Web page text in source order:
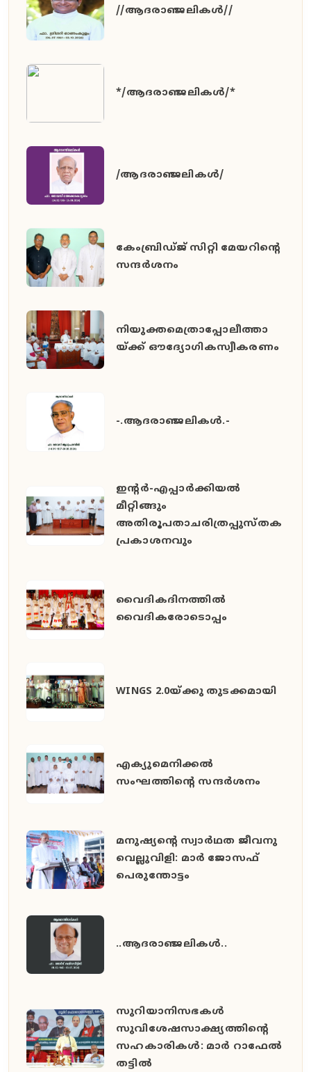
//ആദരാഞ്ജലികൾ//
*/ആദരാഞ്ജലികൾ/*
/ആദരാഞ്ജലികൾ/
കേംബ്രിഡ്ജ് സിറ്റി മേയറിൻ്റെ
സന്ദർശനം
നിയുക്തമെത്രാപ്പോലീത്താ
യ്ക്ക് ഔദ്യോഗികസ്വീകരണം
-.ആദരാഞ്ജലികൾ.-
ഇൻ്റർ-എപ്പാർക്കിയൽ
മീറ്റിങ്ങും
അതിരൂപതാചരിത്രപ്പുസ്തക
പ്രകാശനവും
വൈദികദിനത്തിൽ
വൈദികരോടൊപ്പം
WINGS 2.0യ്ക്കു തുടക്കമായി
എക്യുമെനിക്കൽ
സംഘത്തിന്റെ സന്ദർശനം
മനുഷ്യൻ്റെ സ്വാർഥത ജീവനു
വെല്ലുവിളി: മാർ ജോസഫ്
പെരുന്തോട്ടം
..ആദരാഞ്ജലികൾ..
സുറിയാനിസഭകൾ
സുവിശേഷസാക്ഷ്യത്തിൻ്റെ
സഹകാരികൾ: മാർ റാഫേൽ
തട്ടിൽ